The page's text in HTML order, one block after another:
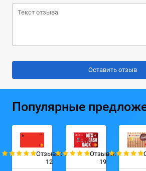
Популярные
Отзывы:
12
Отзывы:
19